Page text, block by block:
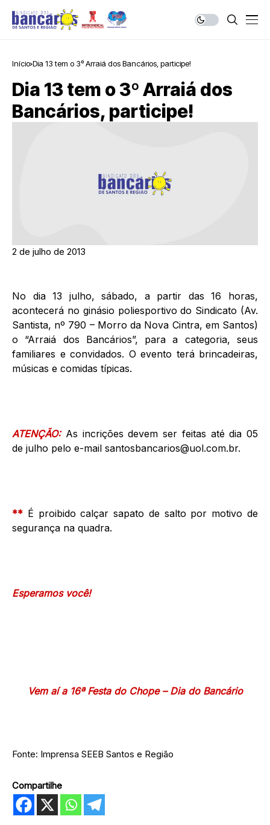
Início Dia 13 tem o 3º Arraiá dos Bancários, participe!
Dia 13 tem o 3º Arraiá dos
Bancários, participe!
2 de julho de 2013
No dia 13 julho, sábado, a partir das 16 horas,
acontecerá no ginásio poliesportivo do Sindicato (Av.
Santista, nº 790 – Morro da Nova Cintra, em Santos)
o “Arraiá dos Bancários”, para a categoria, seus
familiares e convidados. O evento terá brincadeiras,
músicas e comidas típicas.
ATENÇÃO:As incrições devem ser feitas até dia 05
de julho pelo e-mail santosbancarios@uol.com.br.
** É proibido calçar sapato de salto por motivo de
segurança na quadra.
Esperamos você!
Vem aí a 16ª Festa do Chope – Dia do Bancário
Fonte: Imprensa SEEB Santos e Região
Compartilhe